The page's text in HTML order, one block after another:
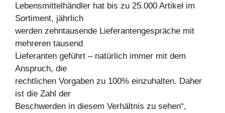
Lebensmittelhändler hat bis zu 25.000 Artikel im
Sortiment, jährlich
werden zehntausende Lieferantengespräche mit
mehreren tausend
Lieferanten geführt – natürlich immer mit dem
Anspruch, die
rechtlichen Vorgaben zu 100% einzuhalten. Daher
ist die Zahl der
Beschwerden in diesem Verhältnis zu sehen“,